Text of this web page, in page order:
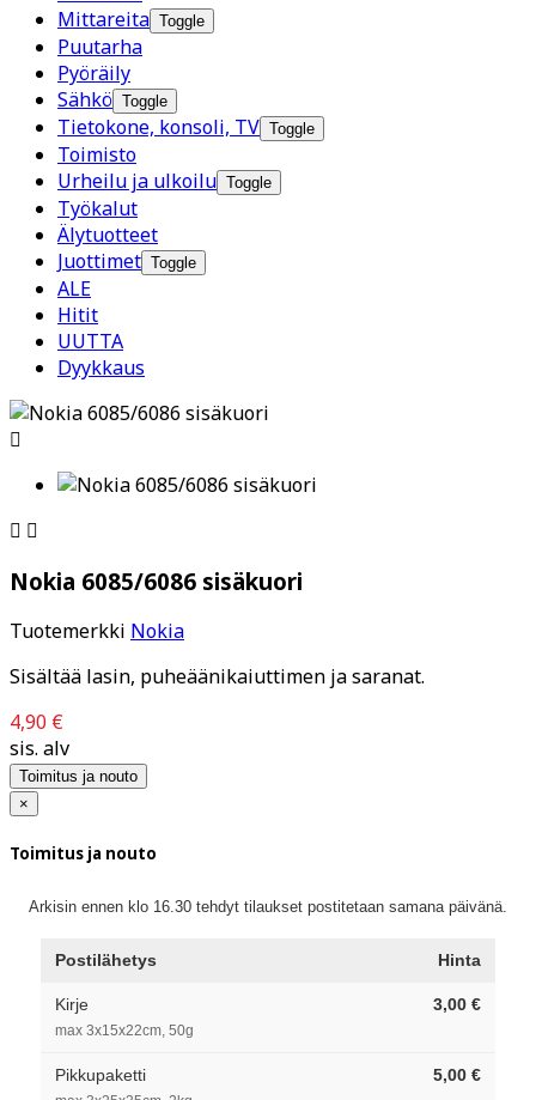
Mittareita Toggle
Puutarha
Pyöräily
Sähkö Toggle
Tietokone, konsoli, TV Toggle
Toimisto
Urheilu ja ulkoilu Toggle
Työkalut
Älytuotteet
Juottimet Toggle
ALE
Hitit
UUTTA
Dyykkaus

 
Nokia 6085/6086 sisäkuori
Tuotemerkki Nokia
Sisältää lasin, puheäänikaiuttimen ja saranat.
4,90 €
sis. alv
Toimitus ja nouto
×
Toimitus ja nouto
Arkisin ennen klo 16.30 tehdyt tilaukset postitetaan samana päivänä.
Postilähetys Hinta
Kirje
max 3x15x22cm, 50g
3,00 €
Pikkupaketti 5,00 €